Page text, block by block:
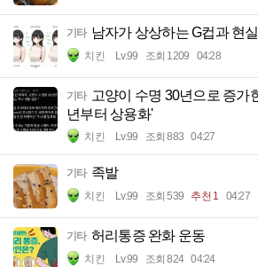
기타 남자가 상상하는 G컵과 현
치킨 Lv.99 조회 1209 04:28
기타 고양이 수명 30년으로 증가
년부터 상용화'
치킨 Lv.99 조회 883 04:27
기타 족발
치킨 Lv.99 조회 539 추천 1 04:27
기타 허리통증 완화 운동
치킨 Lv.99 조회 824 04:24